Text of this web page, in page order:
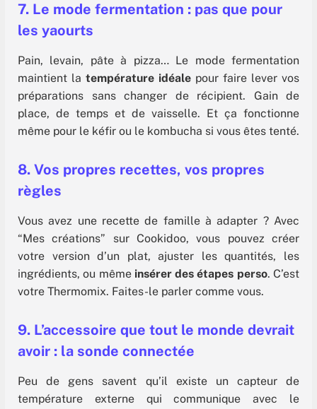
7. Le mode fermentation : pas que pour
les yaourts
Pain, levain, pâte à pizza… Le mode fermentation
maintient la température idéale pour faire lever vos
préparations sans changer de récipient. Gain de
place, de temps et de vaisselle. Et ça fonctionne
même pour le kéfir ou le kombucha si vous êtes tenté.
8. Vos propres recettes, vos propres
règles
Vous avez une recette de famille à adapter ? Avec
“Mes créations” sur Cookidoo, vous pouvez créer
votre version d’un plat, ajuster les quantités, les
ingrédients, ou même insérer des étapes perso. C’est
votre Thermomix. Faites-le parler comme vous.
9. L’accessoire que tout le monde devrait
avoir : la sonde connectée
Peu de gens savent qu’il existe un capteur de
température externe qui communique avec le